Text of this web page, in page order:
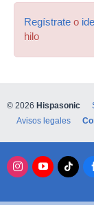
Regístrate o
hilo
© 2026 Hispasonic
Avisos legales